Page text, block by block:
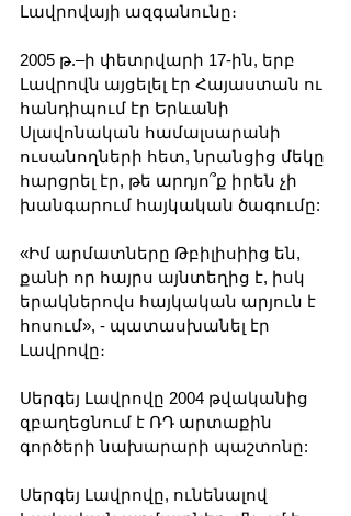
Լավրովայի ազգանունը։
2005 թ.–ի փետրվարի 17-ին, երբ
Լավրովն այցելել էր Հայաստան ու
հանդիպում էր Երևանի
Սլավոնական համալսարանի
ուսանողների հետ, նրանցից մեկը
հարցրել էր, թե արդյո՞ք իրեն չի
խանգարում հայկական ծագումը:
«Իմ արմատները Թբիլիսիից են,
քանի որ հայրս այնտեղից է, իսկ
երակներովս հայկական արյուն է
հոսում», - պատասխանել էր
Լավրովը։
Սերգեյ Լավրովը 2004 թվականից
զբաղեցնում է ՌԴ արտաքին
գործերի նախարարի պաշտոնը:
Սերգեյ Լավրովը, ունենալով